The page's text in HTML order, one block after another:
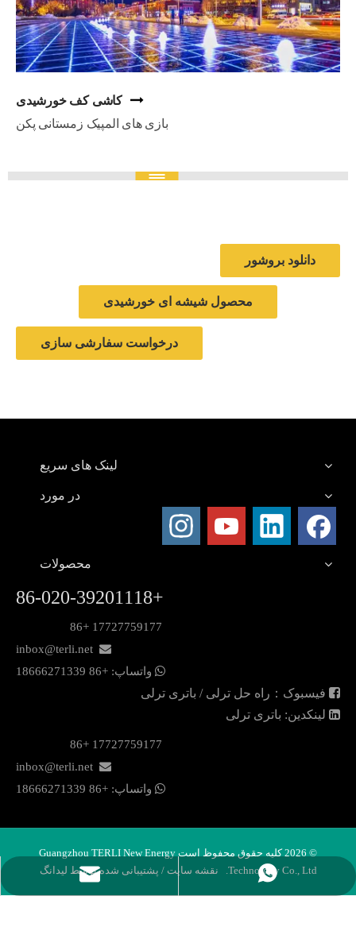
دیوار پرده آلومینیومی تقلیدی
موزه علم و فناوری آینده داتونگ
دانلود بروشور
محصول شیشه ای خورشیدی
درخواست سفارشی سازی
لینک های سریع
واتساپ
ایمیل
در مورد
محصولات
+86-020-39201118

 واتساپ: +86 18
666271339
 فیسبوک：راه حل ترلی / باتری ترلی
 لینکدین: باتری ترلی

 واتساپ: +86 18
666271339
©
2026
کلیه حقوق محفوظ است Guangzhou TERLI New Energy
Technology Co., Ltd.
نقشه سایت/ پشتیبانی شده توسط لیدانگ